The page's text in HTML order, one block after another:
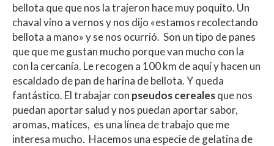
bellota que que nos la trajeron hace muy poquito. Un
chaval vino a vernos y nos dijo «estamos recolectando
bellota a mano» y se nos ocurrió. Son un tipo de panes
que que me gustan mucho porque van mucho con la
con la cercanía. Le recogen a 100 km de aquí y hacen un
escaldado de pan de harina de bellota. Y queda
fantástico. El trabajar con pseudos cerealesque nos
puedan aportar salud y nos puedan aportar sabor,
aromas, matices, es una línea de trabajo que me
interesa mucho. Hacemos una especie de gelatina de